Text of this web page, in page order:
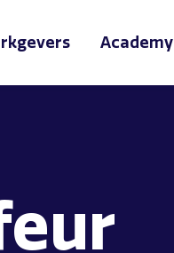
Academy